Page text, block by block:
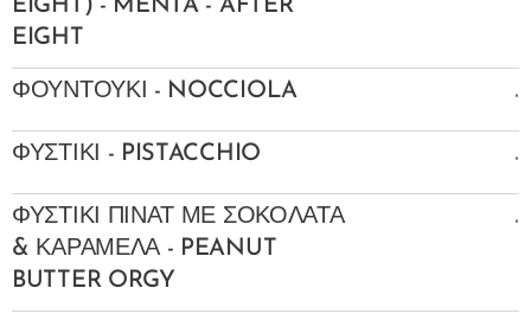
EIGHT) - MENTA - AFTER
EIGHT
ΦΟΥΝΤΟΥΚΙ - NOCCIOLA .
ΦΥΣΤΙΚΙ - PISTACCHIO .
ΦΥΣΤΙΚΙ ΠΙΝΑΤ ΜΕ ΣΟΚΟΛΑΤΑ
& ΚΑΡΑΜΕΛΑ - PEANUT
BUTTER ORGY
.